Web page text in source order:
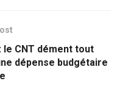
le CNT dément tout
dépense budgétaire